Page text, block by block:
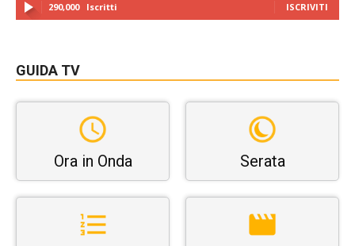
290,000 Iscritti ISCRIVITI
GUIDA TV
Ora in Onda Serata